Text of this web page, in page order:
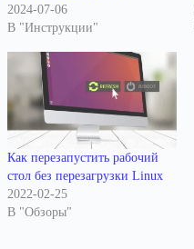
2024-07-06
В "Инструкции"
Как перезапустить рабочий
стол без перезагрузки Linux
2022-02-25
В "Обзоры"